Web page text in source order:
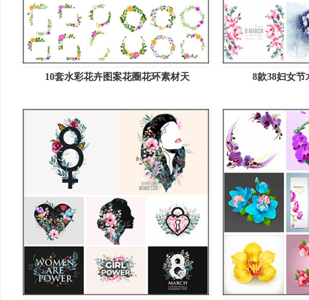
10套水彩花卉图案花圈花环素材天 8款38妇女